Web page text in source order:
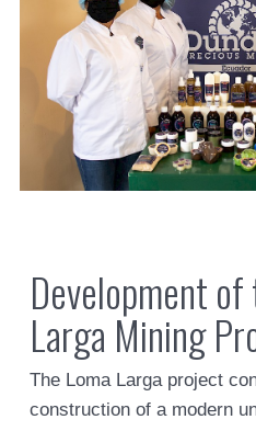
Development
Larga Mining
The Loma Larga project
construction of a modern